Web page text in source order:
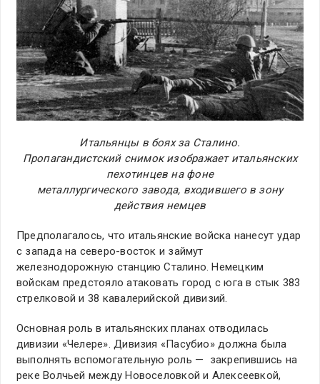
Итальянцы в боях за Сталино.
Пропагандистский снимок изображает итальянских
пехотинцев на фоне
металлургического завода, входившего в зону
действия немцев
Предполагалось, что итальянские войска нанесут удар
с запада на северо-восток и займут
железнодорожную станцию Сталино. Немецким
войскам предстояло атаковать город с юга в стык 383
стрелковой и 38 кавалерийской дивизий.
Основная роль в итальянских планах отводилась
дивизии «Челере». Дивизия «Пасубио» должна была
выполнять вспомогательную роль — закрепившись на
реке Волчьей между Новоселовкой и Алексеевкой,